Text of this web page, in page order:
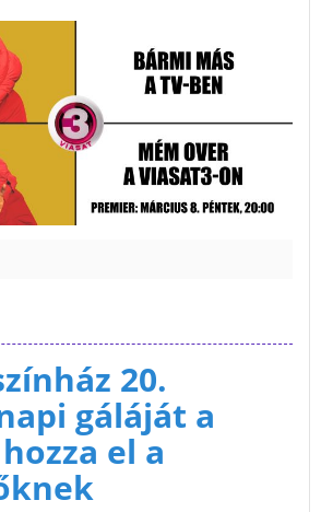
20.
gáláját a
el a